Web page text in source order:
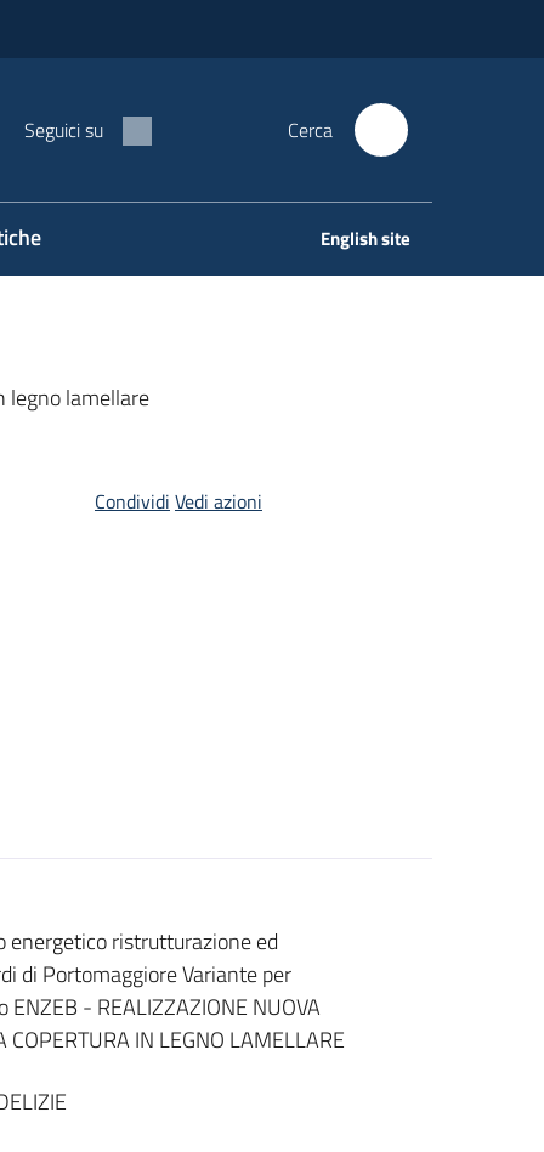
Seguici su Cerca
English site
legno lamellare
Condividi Vedi azioni
ristrutturazione ed
di Portomaggiore Variante per
- REALIZZAZIONE NUOVA
IN LEGNO LAMELLARE